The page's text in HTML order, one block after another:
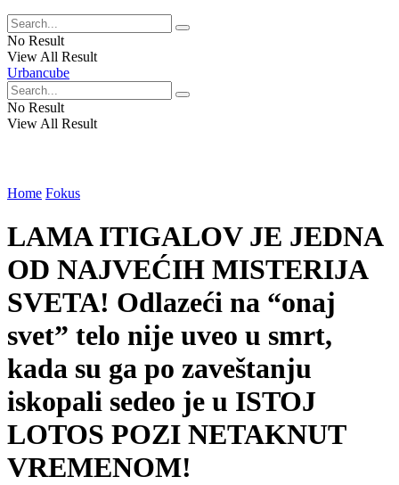
No Result
View All Result
Urbancube
No Result
View All Result
Home Fokus
LAMA ITIGALOV JE JEDNA
OD NAJVEĆIH MISTERIJA
SVETA! Odlazeći na “onaj
svet” telo nije uveo u smrt,
kada su ga po zaveštanju
iskopali sedeo je u ISTOJ
LOTOS POZI NETAKNUT
VREMENOM!